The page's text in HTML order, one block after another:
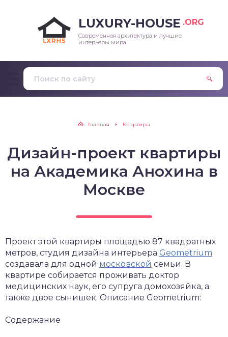
LUXURY-HOUSE .ORG
Современная архитектура и лучшие
интерьеры мира
Главная Квартиры
Дизайн-проект квартиры
на Академика Анохина в
Москве
Проект этой квартиры площадью 87 квадратных
метров, студия дизайна интерьера Geometrium
создавала для одной московской семьи. В
квартире собирается проживать доктор
медицинских наук, его супруга домохозяйка, а
также двое сынишек. Описание Geometrium:
Содержание